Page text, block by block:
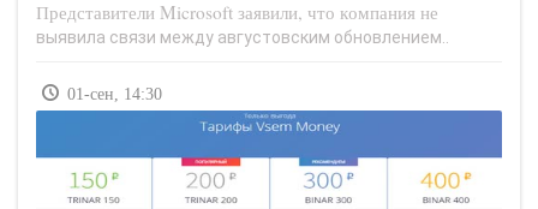
Представители Microsoft заявили, что компания не
выявила связи между августовским обновлением..
01-сен, 14:30